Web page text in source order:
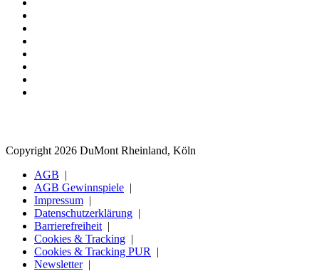
Copyright 2026 DuMont Rheinland, Köln
AGB
AGB Gewinnspiele
Impressum
Datenschutzerklärung
Barrierefreiheit
Cookies & Tracking
Cookies & Tracking PUR
Newsletter